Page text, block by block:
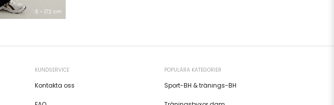
S - 172 cm
KUNDSERVICE
Kontakta oss
POPULÄRA KATEGORIER
Sport-BH & tränings-BH